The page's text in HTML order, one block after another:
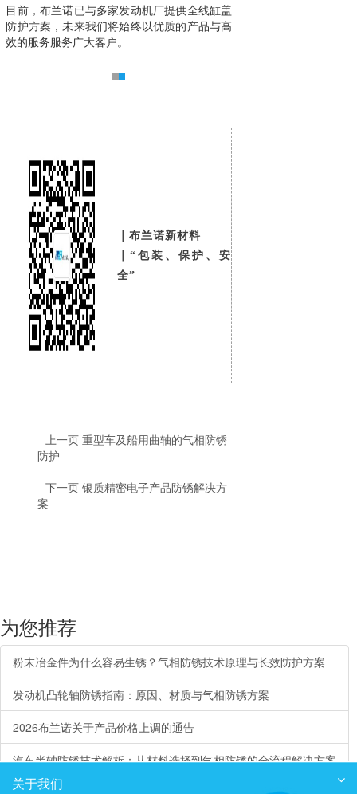
目前，布兰诺已与多家发动机厂提供全线缸盖
防护方案，未来我们将始终以优质的产品与高
效的服务服务广大客户。
｜布兰诺新材料
｜“包装、保护、安
全”
上一页重型车及船用曲轴的气相防锈
防护
下一页银质精密电子产品防锈解决方
案
为您推荐
粉末冶金件为什么容易生锈？气相防锈技术原理与长效防护方案
发动机凸轮轴防锈指南：原因、材质与气相防锈方案
2026布兰诺关于产品价格上调的通告
汽车半轴防锈技术解析：从材料选择到气相防锈的全流程解决方案
关于我们